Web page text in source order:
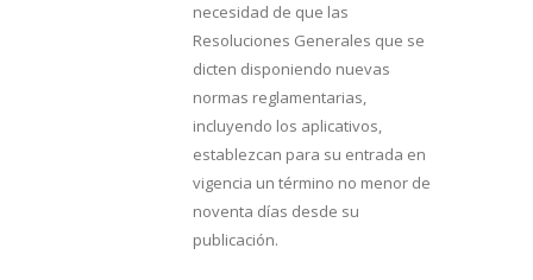
necesidad de que las
Resoluciones Generales que se
dicten disponiendo nuevas
normas reglamentarias,
incluyendo los aplicativos,
establezcan para su entrada en
vigencia un término no menor de
noventa días desde su
publicación.